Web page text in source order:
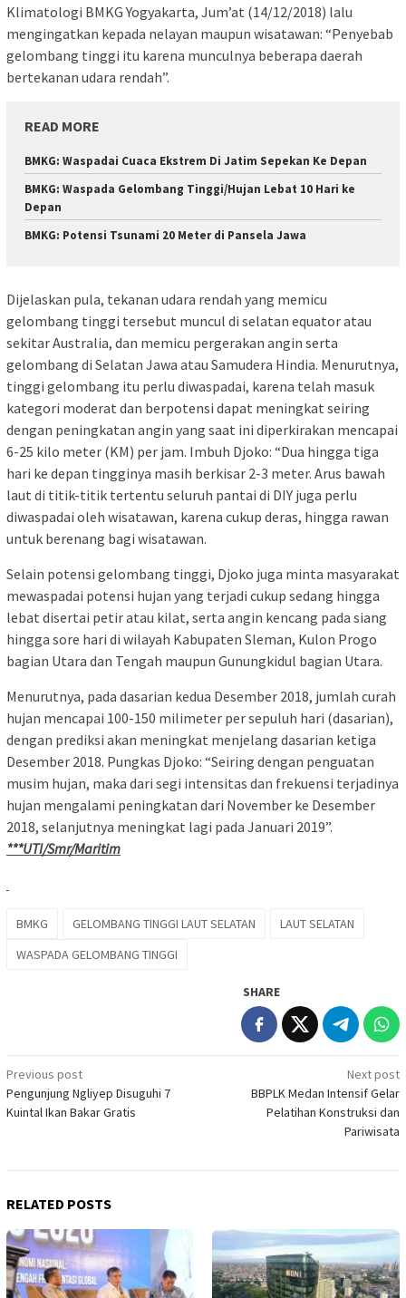
Klimatologi BMKG Yogyakarta, Jum’at (14/12/2018) lalu
mengingatkan kepada nelayan maupun wisatawan: “Penyebab
gelombang tinggi itu karena munculnya beberapa daerah
bertekanan udara rendah”.
READ MORE
BMKG: Waspadai Cuaca Ekstrem Di Jatim Sepekan Ke Depan
BMKG: Waspada Gelombang Tinggi/Hujan Lebat 10 Hari ke
Depan
BMKG: Potensi Tsunami 20 Meter di Pansela Jawa
Dijelaskan pula, tekanan udara rendah yang memicu
gelombang tinggi tersebut muncul di selatan equator atau
sekitar Australia, dan memicu pergerakan angin serta
gelombang di Selatan Jawa atau Samudera Hindia. Menurutnya,
tinggi gelombang itu perlu diwaspadai, karena telah masuk
kategori moderat dan berpotensi dapat meningkat seiring
dengan peningkatan angin yang saat ini diperkirakan mencapai
6-25 kilo meter (KM) per jam. Imbuh Djoko: “Dua hingga tiga
hari ke depan tingginya masih berkisar 2-3 meter. Arus bawah
laut di titik-titik tertentu seluruh pantai di DIY juga perlu
diwaspadai oleh wisatawan, karena cukup deras, hingga rawan
untuk berenang bagi wisatawan.
Selain potensi gelombang tinggi, Djoko juga minta masyarakat
mewaspadai potensi hujan yang terjadi cukup sedang hingga
lebat disertai petir atau kilat, serta angin kencang pada siang
hingga sore hari di wilayah Kabupaten Sleman, Kulon Progo
bagian Utara dan Tengah maupun Gunungkidul bagian Utara.
Menurutnya, pada dasarian kedua Desember 2018, jumlah curah
hujan mencapai 100-150 milimeter per sepuluh hari (dasarian),
dengan prediksi akan meningkat menjelang dasarian ketiga
Desember 2018. Pungkas Djoko: “Seiring dengan penguatan
musim hujan, maka dari segi intensitas dan frekuensi terjadinya
hujan mengalami peningkatan dari November ke Desember
2018, selanjutnya meningkat lagi pada Januari 2019”.
***UTI/Smr/Maritim
BMKG GELOMBANG TINGGI LAUT SELATAN
LAUT SELATAN
WASPADA GELOMBANG TINGGI
SHARE
Post
navigation
Previous post
Pengunjung Ngliyep Disuguhi 7
Kuintal Ikan Bakar Gratis
Next post
BBPLK Medan Intensif Gelar
Pelatihan Konstruksi dan
Pariwisata
RELATED POSTS